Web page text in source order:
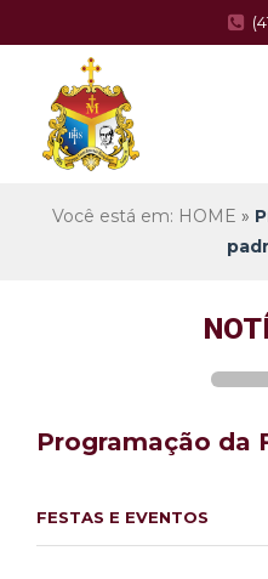
Você está em: HOME »
Programação da
FESTAS E EVENTOS